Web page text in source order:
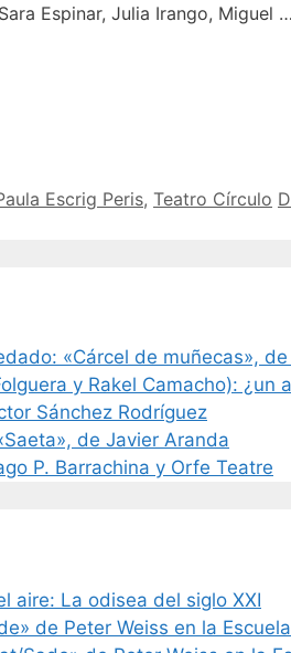
Espinar, Julia Irango, Miguel …
Escrig Peris, Teatro Círculo
«Cárcel de muñecas»,
y Rakel Camacho): ¿un
Sánchez Rodríguez
de Javier Aranda
P. Barrachina y Orfe Teatre
aire: La odisea del siglo XXI
de Peter Weiss en la